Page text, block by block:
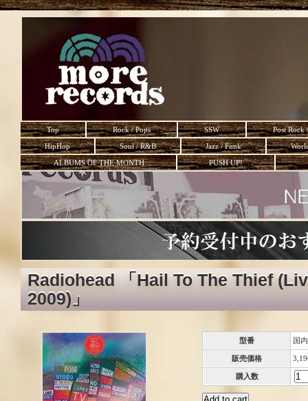
Top Rock / Pops SSW
Post Rock
HipHop
Soul / R&B Jazz / Funk
ALBUMS OF THE MONTH
PUSH UP!
Radiohead 「Hail To The Thief
2009)」
型番 国
販売価格
購入数